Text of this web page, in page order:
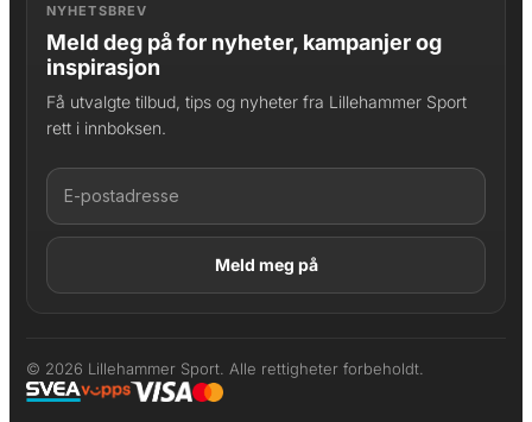
NYHETSBREV
Meld deg på for nyheter, kampanjer og
inspirasjon
Få utvalgte tilbud, tips og nyheter fra Lillehammer Sport
rett i innboksen.
© 2026 Lillehammer Sport. Alle rettigheter forbeholdt.
LAGT I HANDLEKURV
Produktet er lagt til